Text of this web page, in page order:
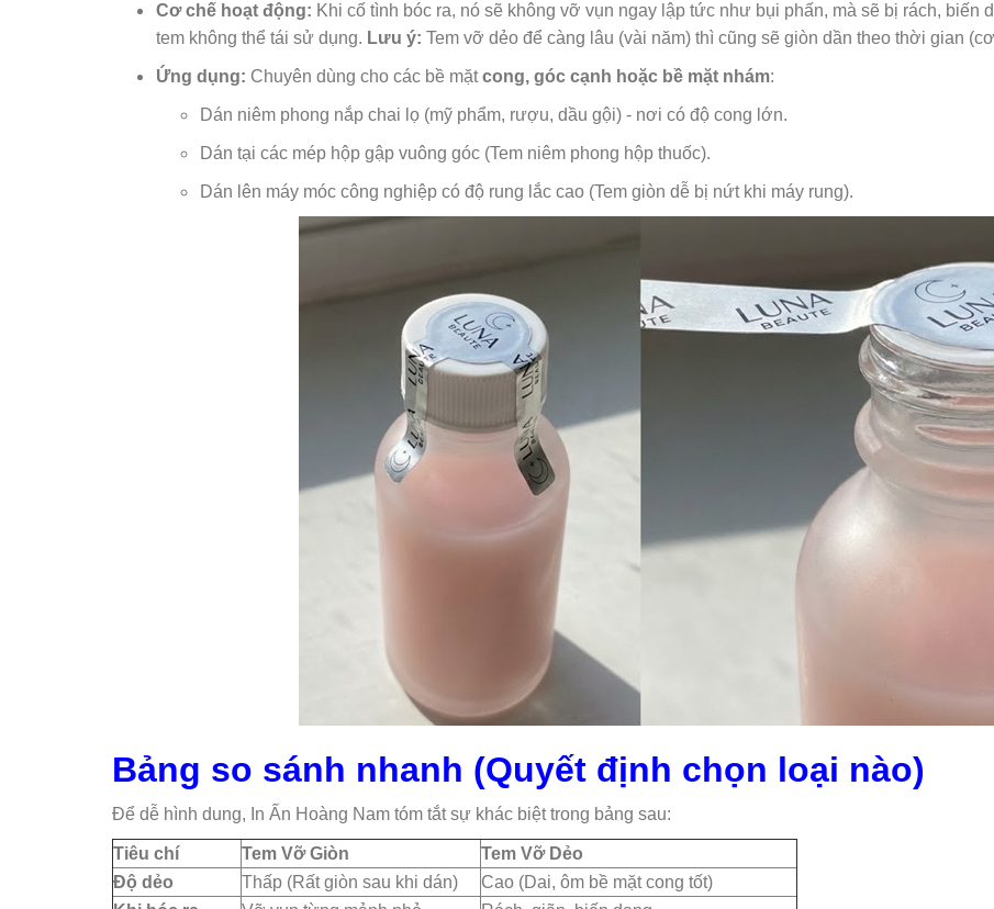
Cơ chế hoạt động: Khi cố tình bóc ra, nó sẽ không vỡ vụn ngay lập tức như bụi phấn, mà sẽ bị rách, biến
tem không thể tái sử dụng. Lưu ý: Tem vỡ dẻo để càng lâu (vài năm) thì cũng sẽ giòn dần theo thời gian
Ứng dụng: Chuyên dùng cho các bề mặtcong, góc cạnh hoặc bề mặt nhám:
Dán niêm phong nắp chai lọ (mỹ phẩm, rượu, dầu gội) - nơi có độ cong lớn.
Dán tại các mép hộp gập vuông góc (Tem niêm phong hộp thuốc).
Dán lên máy móc công nghiệp có độ rung lắc cao (Tem giòn dễ bị nứt khi máy rung).
Bảng so sánh nhanh (Quyết định chọn loại nào)
Để dễ hình dung, In Ấn Hoàng Nam tóm tắt sự khác biệt trong bảng sau:
Tiêu chí Tem Vỡ Giòn
Tem Vỡ Dẻo
Độ dẻo
Thấp (Rất giòn sau khi dán)
Cao (Dai, ôm bề mặt cong tốt)